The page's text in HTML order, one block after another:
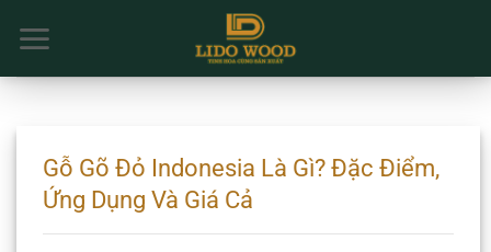
đến
Gỗ Gõ Đỏ Indonesia Là Gì? Đặc Điểm,
Ứng Dụng Và Giá Cả